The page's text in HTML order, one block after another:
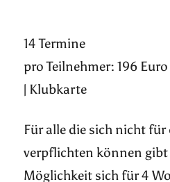
14 Termine
pro Teilnehmer: 196
| Klubkarte
Für alle die sich nicht für
verpflichten können gibt
Möglichkeit sich für 4